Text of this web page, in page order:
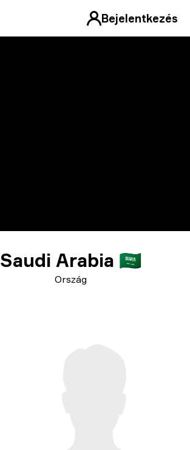
Bejelentkezés
Ország
Saudi Arabia 🇸🇦